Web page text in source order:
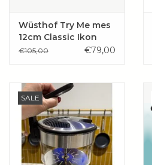
Wüsthof Try Me mes
12cm Classic Ikon
€105,00 €79,00
SALE